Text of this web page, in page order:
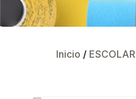
Inicio / ESCOLAR